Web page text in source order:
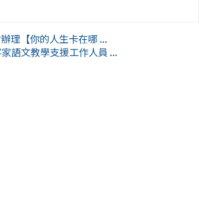
理【你的人生卡在哪 ...
語文教學支援工作人員 ...